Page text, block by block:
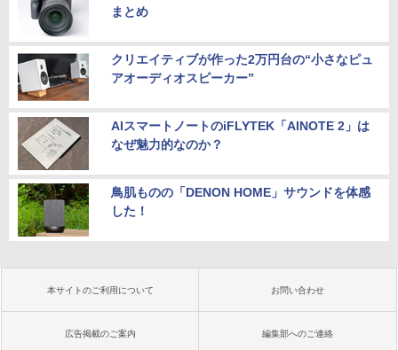
まとめ
クリエイティブが作った2万円台の“小さなピュ
アオーディオスピーカー”
AIスマートノートのiFLYTEK「AINOTE 2」は
なぜ魅力的なのか？
鳥肌ものの「DENON HOME」サウンドを体感
した！
本サイトのご利用について お問い合わせ
広告掲載のご案内 編集部へのご連絡